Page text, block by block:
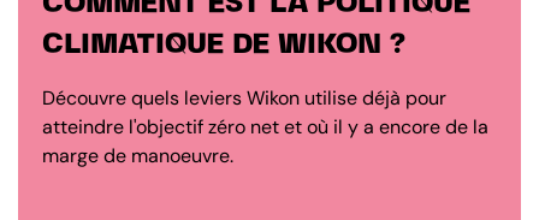
CLIMATIQUE DE WIKON ?
Découvre quels leviers Wikon utilise déjà pour
atteindre l'objectif zéro net et où il y a encore de la
marge de manoeuvre.